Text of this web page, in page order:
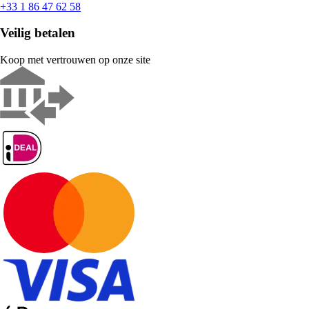
+33 1 86 47 62 58
Veilig betalen
Koop met vertrouwen op onze site